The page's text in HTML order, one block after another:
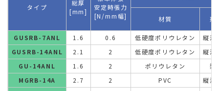
タイプ
総厚
[mm]
安定時張力
[N/mm幅]
材質 形
GUSRB-7ANL 1.6 0.6 低硬度ポリウレタン
縦溝
GUSRB-14ANL
2.1 2 低硬度ポリウレタン
縦溝
GU-14ANL
1.6 2 ポリウレタン
梨
MGRB-14A
2.7 2 PVC
縦溝